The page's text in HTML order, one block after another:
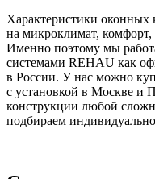
Характеристики оконных
на микроклимат, комфорт,
Именно поэтому мы
системами REHAU как
в России. У нас можно
с установкой в Москве и
конструкции любой
подбираем